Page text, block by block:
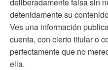
detenidamente su
Ves una información
cuenta, con cierto titular o
perfectamente que no
ella.